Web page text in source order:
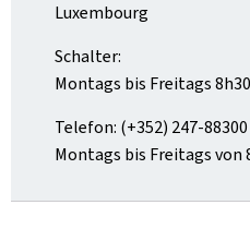
Luxembourg
Schalter:
Montags bis Freitags
Telefon: (+352) 247-88300
Montags bis Freitags von